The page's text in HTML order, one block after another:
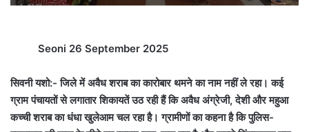
Seoni 26 September 2025
सिवनी यशो:- जिले में अवैध शराब का कारोबार थमने का नाम नहीं ले रहा। कई
ग्राम पंचायतों से लगातार शिकायतें उठ रही हैं कि अवैध अंग्रेजी, देशी और महुआ
कच्ची शराब का धंधा खुलेआम चल रहा है। ग्रामीणों का कहना है कि पुलिस-